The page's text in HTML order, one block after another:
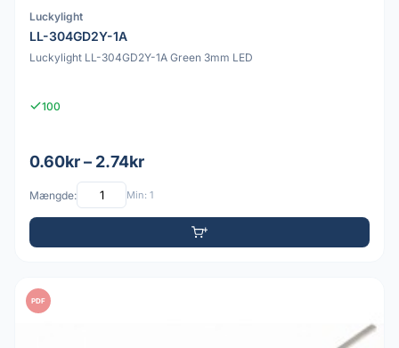
Luckylight
LL-304GD2Y-1A
Luckylight LL-304GD2Y-1A Green 3mm LED
100
0.60kr – 2.74kr
Mængde: Min: 1
PDF